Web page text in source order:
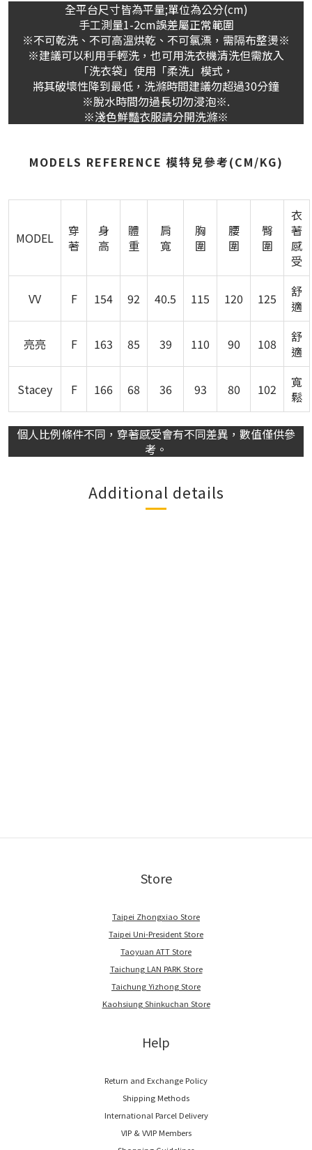
全平台尺寸皆為平量;單位為公分(cm)
手工測量1-2cm誤差屬正常範圍
※不可乾洗、不可高溫烘乾、不可氯漂，需隔布整燙※
※建議可以利用手輕洗，也可用洗衣機清洗但需放入
「洗衣袋」使用「柔洗」模式，
將其破壞性降到最低，洗滌時間建議勿超過30分鐘
※脫水時間勿過長切勿浸泡※.
※淺色鮮豔衣服請分開洗滌※
MODELS REFERENCE 模特兒參考(CM/KG)
MODEL
穿
著
身
高
體
重
肩
寬
胸
圍
腰
圍
臀
圍
衣
著
感
受
VV F 154 92 40.5 115 120 125
舒
適
亮亮 F 163 85 39 110 90 108
舒
適
Stacey F 166 68 36 93 80 102
寬
鬆
個人比例條件不同，穿著感受會有不同差異，數值僅供參
考。
Additional details
Store
Taipei Zhongxiao Store
Taipei Uni-President Store
Taoyuan ATT Store
Taichung LAN PARK Store
Taichung Yizhong Store
Kaohsiung Shinkuchan Store
Help
Return and Exchange Policy
Shipping Methods
International Parcel Delivery
VIP & VVIP Members